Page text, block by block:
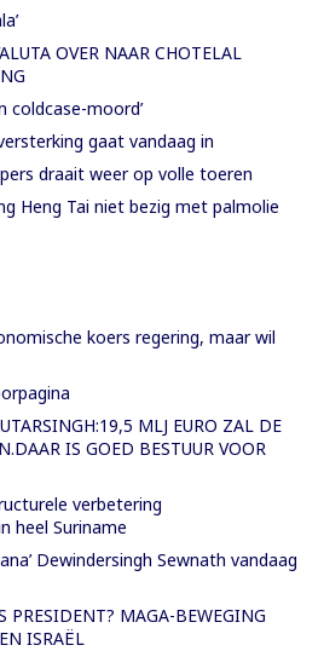
OVER NAAR CHOTELAL
coldcase-moord’
gaat vandaag in
pers draait weer op volle toeren
Heng Tai niet bezig met palmolie
koers regering, maar wil
MLJ EURO ZAL DE
IS GOED BESTUUR VOOR
verbetering
heel Suriname
Dewindersingh Sewnath vandaag
PRESIDENT? MAGA-BEWEGING
ISRAËL